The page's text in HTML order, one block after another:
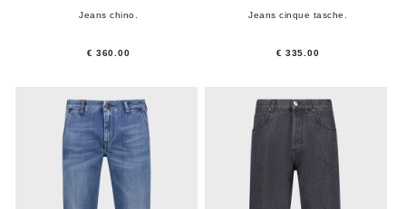
Jeans chino.
€ 360.00
Jeans cinque tasche.
€ 335.00